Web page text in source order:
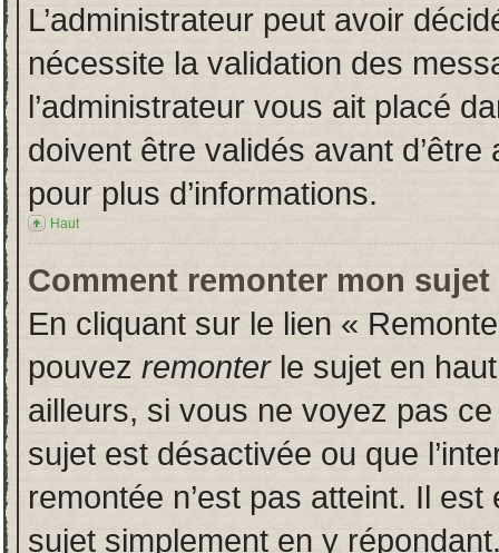
L’administrateur peut avoir
nécessite la validation des
l’administrateur vous ait placé
doivent être validés avant
pour plus d’informations.
Haut
Comment remonter mon sujet
En cliquant sur le lien «
pouvez remonterle sujet en
ailleurs, si vous ne voyez pas
sujet est désactivée ou que
remontée n’est pas atteint. Il
sujet simplement en y